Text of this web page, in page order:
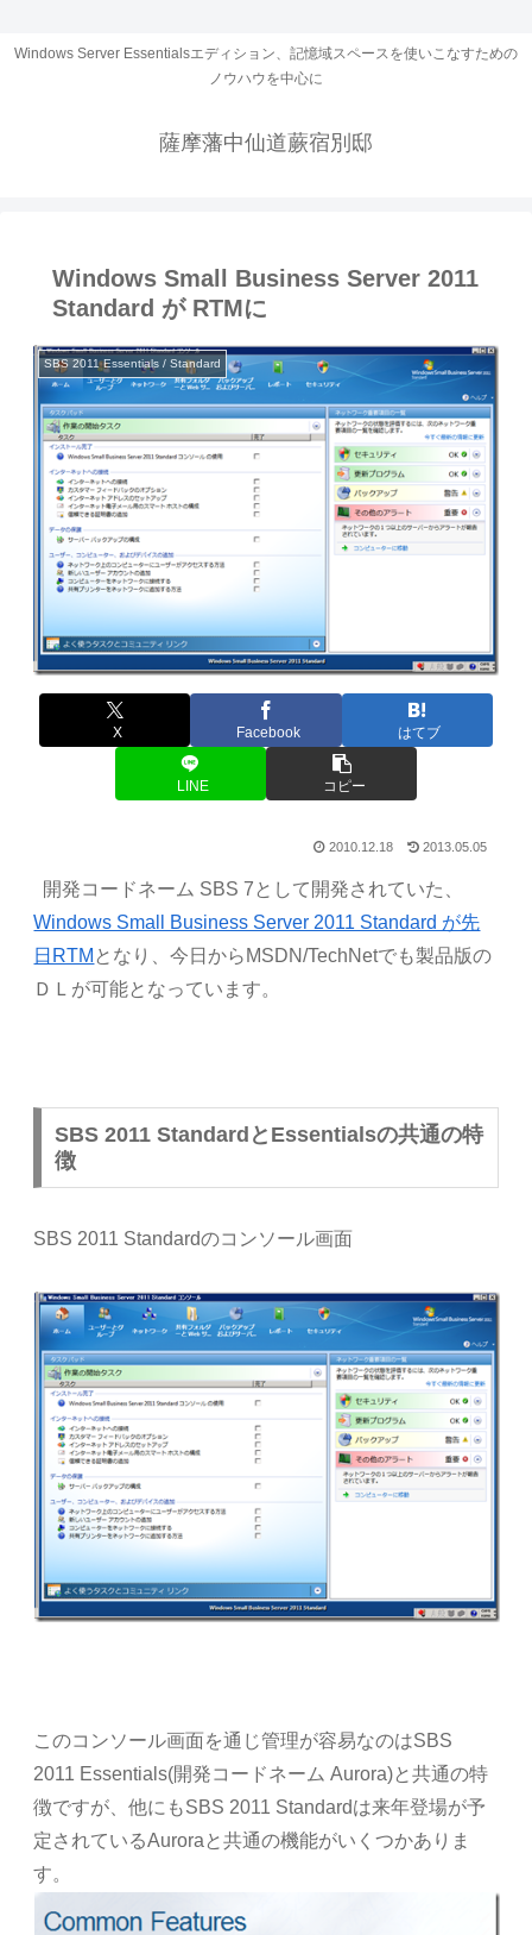
Windows Server Essentialsエディション、記憶域スペースを使いこなすための
ノウハウを中心に
薩摩藩中仙道蕨宿別邸
Windows Small Business Server 2011
Standard が RTMに
SBS 2011 Essentials / Standard
X Facebook はてブ
LINE コピー
2010.12.18 2013.05.05
開発コードネーム SBS 7として開発されていた、
Windows Small Business Server 2011 Standard が先
日RTM となり、今日からMSDN/TechNetでも製品版の
ＤＬが可能となっています。
SBS 2011 StandardとEssentialsの共通の特
徴
SBS 2011 Standardのコンソール画面
このコンソール画面を通じ管理が容易なのはSBS
2011 Essentials(開発コードネーム Aurora)と共通の特
徴ですが、他にもSBS 2011 Standardは来年登場が予
定されているAuroraと共通の機能がいくつかありま
す。